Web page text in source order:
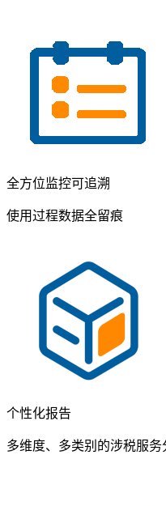
全方位监控可追溯
使用过程数据全留痕
个性化报告
多维度、多类别的涉税服